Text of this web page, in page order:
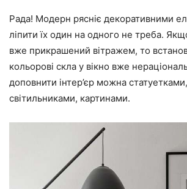
Рада! Модерн рясніє декоративними
ліпити їх один на одного не треба.
вже прикрашений вітражем, то
кольорові скла у вікно вже
доповнити інтер’єр можна
світильниками, картинами.